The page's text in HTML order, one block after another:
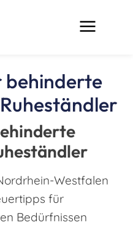
behinderte
Westfalen
für
Bedürfnissen